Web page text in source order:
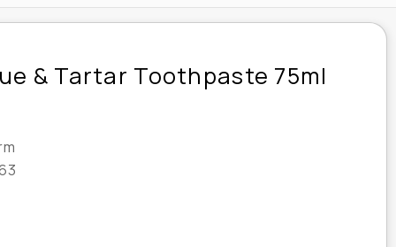
& Tartar Toothpaste 75ml